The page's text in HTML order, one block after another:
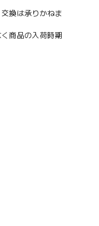
換は承りかねま
商品の入荷時期